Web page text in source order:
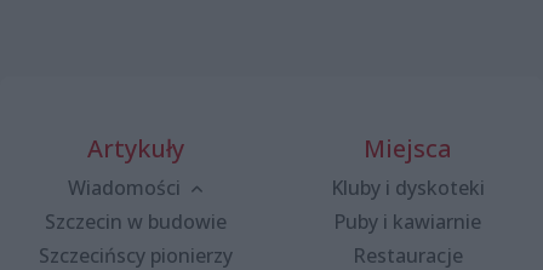
Artykuły
Wiadomości
Szczecin w budowie
Szczecińscy pionierzy
Miejsca
Kluby i dyskoteki
Puby i kawiarnie
Restauracje